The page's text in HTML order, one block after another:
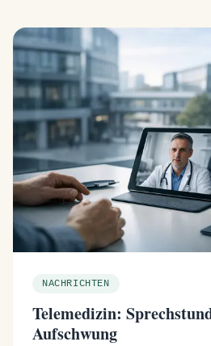
NACHRICHTEN
Telemedizin:
Aufschwung